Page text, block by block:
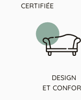
CERTIFIÉE
DESIGN
ET